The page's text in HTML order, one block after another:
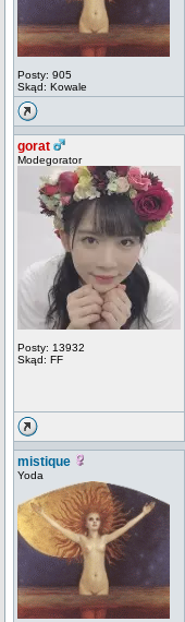
Posty: 905
Skąd: Kowale
gorat
Modegorator
Posty: 13932
Skąd: FF
mistique
Yoda